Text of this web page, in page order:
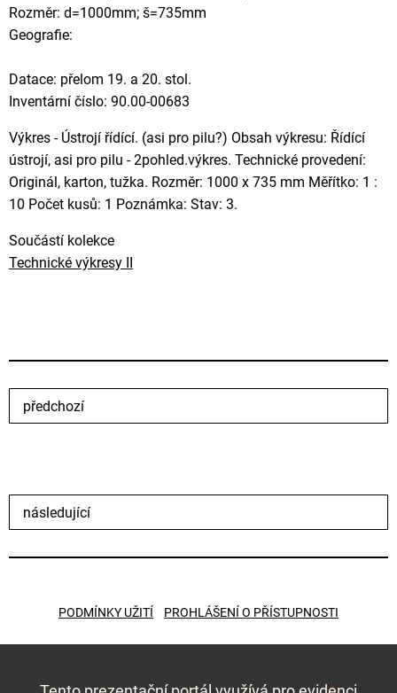
Rozměr: d=1000mm; š=735mm
Geografie:
Datace: přelom 19. a 20. stol.
Inventární číslo: 90.00-00683
Výkres - Ústrojí řídící. (asi pro pilu?) Obsah výkresu: Řídící
ústrojí, asi pro pilu - 2pohled.výkres. Technické provedení:
Originál, karton, tužka. Rozměr: 1000 x 735 mm Měřítko: 1 :
10 Počet kusů: 1 Poznámka: Stav: 3.
Součástí kolekce
Technické výkresy II
předchozí
následující
PODMÍNKY UŽITÍ PROHLÁŠENÍ O PŘÍSTUPNOSTI